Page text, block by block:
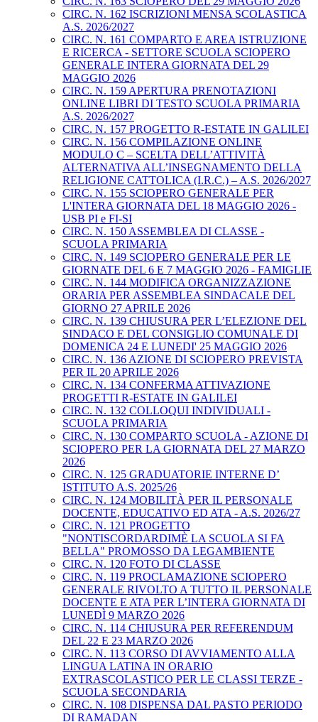
CIRC. N. 162 ISCRIZIONI MENSA SCOLASTICA
A.S. 2026/2027
CIRC. N. 161 COMPARTO E AREA ISTRUZIONE
E RICERCA - SETTORE SCUOLA SCIOPERO
GENERALE INTERA GIORNATA DEL 29
MAGGIO 2026
CIRC. N. 159 APERTURA PRENOTAZIONI
ONLINE LIBRI DI TESTO SCUOLA PRIMARIA
A.S. 2026/2027
CIRC. N. 157 PROGETTO R-ESTATE IN GALILEI
CIRC. N. 156 COMPILAZIONE ONLINE
MODULO C – SCELTA DELL’ATTIVITÀ
ALTERNATIVA ALL’INSEGNAMENTO DELLA
RELIGIONE CATTOLICA (I.R.C.) – A.S. 2026/2027
CIRC. N. 155 SCIOPERO GENERALE PER
L'INTERA GIORNATA DEL 18 MAGGIO 2026 -
USB PI e FI-SI
CIRC. N. 150 ASSEMBLEA DI CLASSE -
SCUOLA PRIMARIA
CIRC. N. 149 SCIOPERO GENERALE PER LE
GIORNATE DEL 6 E 7 MAGGIO 2026 - FAMIGLIE
CIRC. N. 144 MODIFICA ORGANIZZAZIONE
ORARIA PER ASSEMBLEA SINDACALE DEL
GIORNO 27 APRILE 2026
CIRC. N. 139 CHIUSURA PER L’ELEZIONE DEL
SINDACO E DEL CONSIGLIO COMUNALE DI
DOMENICA 24 E LUNEDI' 25 MAGGIO 2026
CIRC. N. 136 AZIONE DI SCIOPERO PREVISTA
PER IL 20 APRILE 2026
CIRC. N. 134 CONFERMA ATTIVAZIONE
PROGETTI R-ESTATE IN GALILEI
CIRC. N. 132 COLLOQUI INDIVIDUALI -
SCUOLA PRIMARIA
CIRC. N. 130 COMPARTO SCUOLA - AZIONE DI
SCIOPERO PER LA GIORNATA DEL 27 MARZO
2026
CIRC. N. 125 GRADUATORIE INTERNE D’
ISTITUTO A.S. 2025/26
CIRC. N. 124 MOBILITÀ PER IL PERSONALE
DOCENTE, EDUCATIVO ED ATA - A.S. 2026/27
CIRC. N. 121 PROGETTO
"NONTISCORDARDIMÈ LA SCUOLA SI FA
BELLA" PROMOSSO DA LEGAMBIENTE
CIRC. N. 120 FOTO DI CLASSE
CIRC. N. 119 PROCLAMAZIONE SCIOPERO
GENERALE RIVOLTO A TUTTO IL PERSONALE
DOCENTE E ATA PER L’INTERA GIORNATA DI
LUNEDÌ 9 MARZO 2026
CIRC. N. 114 CHIUSURA PER REFERENDUM
DEL 22 E 23 MARZO 2026
CIRC. N. 113 CORSO DI AVVIAMENTO ALLA
LINGUA LATINA IN ORARIO
EXTRASCOLASTICO PER LE CLASSI TERZE -
SCUOLA SECONDARIA
CIRC. N. 108 DISPENSA DAL PASTO PERIODO
DI RAMADAN